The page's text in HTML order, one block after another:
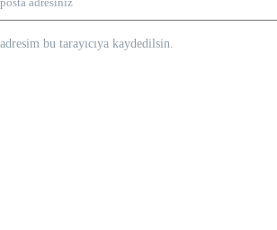
bu tarayıcıya kaydedilsin.